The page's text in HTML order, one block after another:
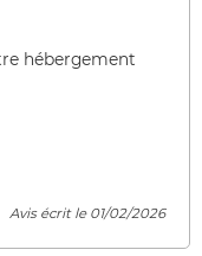
hébergement
Avis écrit le 01/02/2026